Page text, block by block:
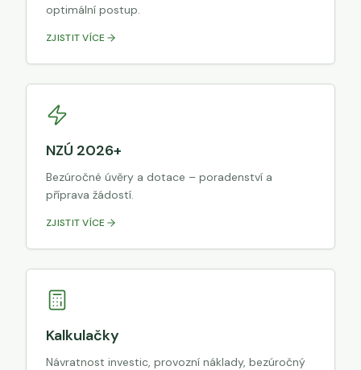
optimální postup.
ZJISTIT VÍCE
NZÚ 2026+
Bezúročné úvěry a dotace – poradenství a
příprava žádostí.
ZJISTIT VÍCE
Kalkulačky
Návratnost investic, provozní náklady, bezúročný